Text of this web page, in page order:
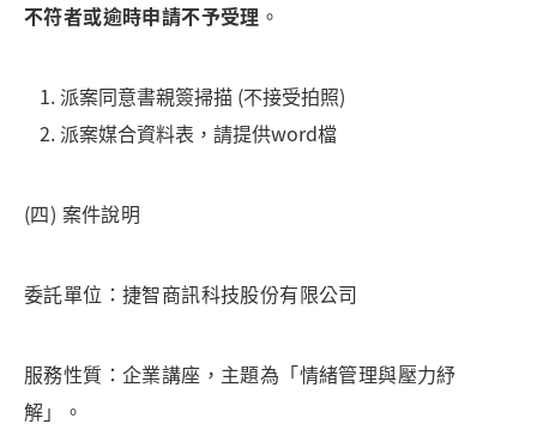
不符者或逾時申請不予受理 。
派案同意書親簽掃描 (不接受拍照)
派案媒合資料表，請提供word檔
(四) 案件說明
委託單位：捷智商訊科技股份有限公司
服務性質：企業講座，主題為「情緒管理與壓力紓
解」。